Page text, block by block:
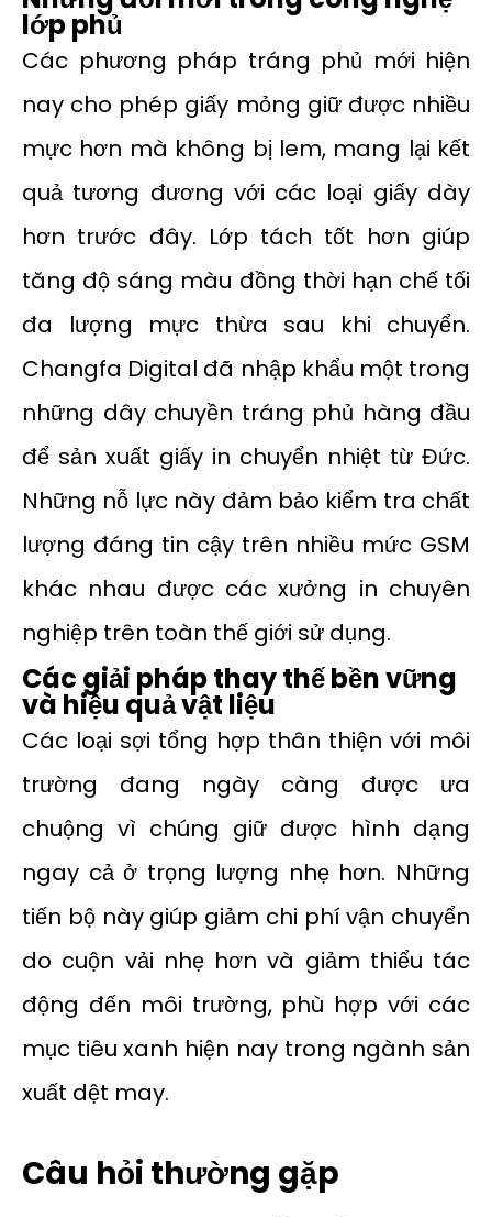
lớp phủ
Các phương pháp tráng phủ mới hiện
nay cho phép giấy mỏng giữ được nhiều
mực hơn mà không bị lem, mang lại kết
quả tương đương với các loại giấy dày
hơn trước đây. Lớp tách tốt hơn giúp
tăng độ sáng màu đồng thời hạn chế tối
đa lượng mực thừa sau khi chuyển.
Changfa Digital đã nhập khẩu một trong
những dây chuyền tráng phủ hàng đầu
để sản xuất giấy in chuyển nhiệt từ Đức.
Những nỗ lực này đảm bảo kiểm tra chất
lượng đáng tin cậy trên nhiều mức GSM
khác nhau được các xưởng in chuyên
nghiệp trên toàn thế giới sử dụng.
Các giải pháp thay thế bền vững
và hiệu quả vật liệu
Các loại sợi tổng hợp thân thiện với môi
trường đang ngày càng được ưa
chuộng vì chúng giữ được hình dạng
ngay cả ở trọng lượng nhẹ hơn. Những
tiến bộ này giúp giảm chi phí vận chuyển
do cuộn vải nhẹ hơn và giảm thiểu tác
động đến môi trường, phù hợp với các
mục tiêu xanh hiện nay trong ngành sản
xuất dệt may.
Câu hỏi thường gặp